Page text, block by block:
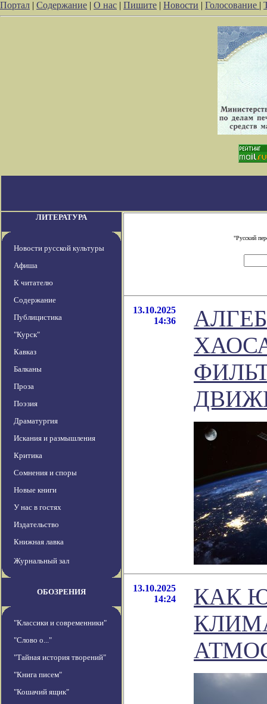
Портал | Содержание | О нас | Пишите | Новости | Голосование |
ЛИТЕРАТУРА
Новости русской культуры
Афиша
К читателю
Содержание
Публицистика
"Курск"
Кавказ
Балканы
Проза
Поэзия
Драматургия
Искания и размышления
Критика
Сомнения и споры
Новые книги
У нас в гостях
Издательство
Книжная лавка
Журнальный зал
ОБОЗРЕНИЯ
"Классики и современники"
"Слово о..."
"Тайная история творений"
"Книга писем"
"Кошачий ящик"
"Русский
13.10.2025
14:36
13.10.2025
14:24
КАК